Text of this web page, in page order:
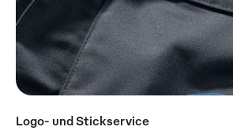
Logo- und Stickservice